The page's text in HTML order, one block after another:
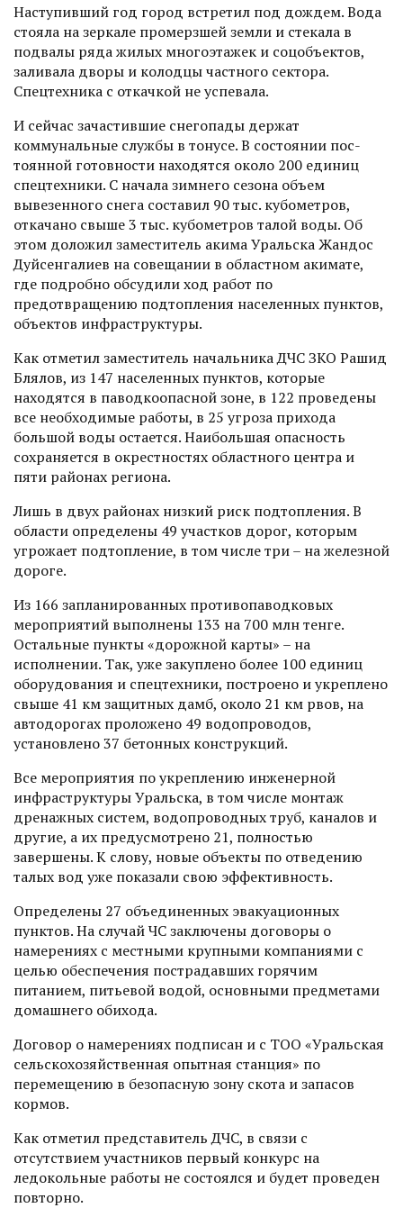
Наступивший год город встретил под дождем. Вода
стояла на зеркале промерзшей земли и стекала в
подвалы ряда жилых многоэтажек и соцобъектов,
заливала дворы и колодцы частного сектора.
Спецтехника с откачкой не успевала.
И сейчас зачастившие снегопады держат
коммунальные службы в тонусе. В состоянии пос­
тоянной готовности находятся около 200 единиц
спецтехники. С начала зимнего сезона объем
вывезенного снега составил 90 тыс. кубометров,
откачано свыше 3 тыс. кубометров талой воды. Об
этом доложил заместитель акима Уральска Жандос
Дуйсенгалиев на совещании в областном акимате,
где подробно обсудили ход работ по
предотвращению подтопления населенных пунк­тов,
объектов инфраструктуры.
Как отметил заместитель начальника ДЧС ЗКО Рашид
Блялов, из 147 населенных пунктов, которые
находятся в паводкоопасной зоне, в 122 проведены
все необходимые работы, в 25 угроза прихода
большой воды остается. Наибольшая опасность
сохраняется в окрестностях областного центра и
пяти районах региона.
Лишь в двух районах низкий риск подтопления. В
области определены 49 участков дорог, которым
угрожает подтопление, в том числе три – на железной
дороге.
Из 166 запланированных противопаводковых
мероприятий выполнены 133 на 700 млн тенге.
Остальные пункты «дорожной карты» – на
исполнении. Так, уже закуплено более 100 единиц
оборудования и спецтехники, пос­троено и укреплено
свыше 41 км защитных дамб, около 21 км рвов, на
автодорогах проложено 49 водопроводов,
установлено 37 бетонных конструкций.
Все мероприятия по укреплению инженерной
инфраструктуры Уральска, в том числе монтаж
дренажных систем, водопроводных труб, каналов и
другие, а их предусмотрено 21, полностью
завершены. К слову, новые объекты по отведению
талых вод уже показали свою эффективность.
Определены 27 объединенных эвакуационных
пунктов. На случай ЧС заключены договоры о
намерениях с местными крупными компаниями с
целью обеспечения пострадавших горячим
питанием, питьевой водой, основными предметами
домашнего обихода.
Договор о намерениях подписан и с ТОО «Уральская
сельскохозяйственная опытная станция» по
перемещению в безопасную зону скота и запасов
кормов.
Как отметил представитель ДЧС, в связи с
отсутствием участников первый конкурс на
ледокольные работы не состоялся и будет проведен
повторно.